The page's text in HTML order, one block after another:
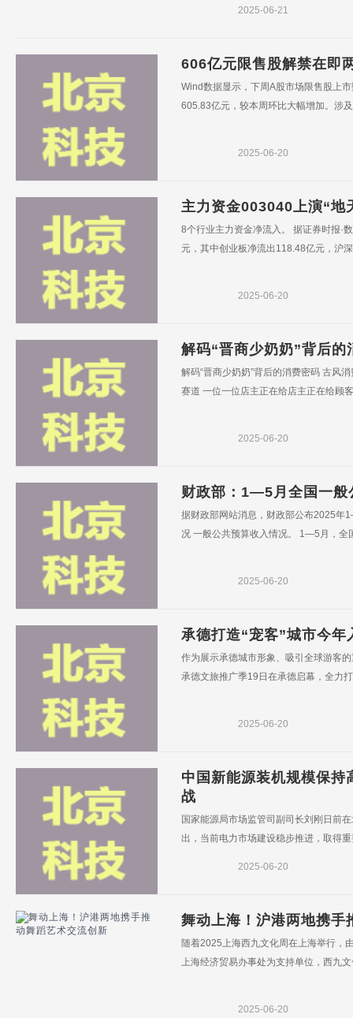
2025-06-21
606亿元限售股解禁在即
Wind数据显示，下周A股市场限售股上
605.83亿元，较本周环比大幅增加。涉
2025-06-20
主力资金003040上演“地
8个行业主力资金净流入。 据证券时报·
元，其中创业板净流出118.48亿元，沪
2025-06-20
解码“晋商少奶奶”背后的
解码“晋商少奶奶”背后的消费密码 古风
赛道 一位一位店主正在给店主正在给顾
2025-06-20
财政部：1—5月全国一般
据财政部网站消息，财政部公布2025年
况 一般公共预算收入情况。 1—5月，全
2025-06-20
承德打造“宠客”城市今
作为展示承德城市形象、吸引全球游客
承德文旅推广季19日在承德启幕，全力
2025-06-20
中国新能源装机规模保持
战
国家能源局市场监管司副司长刘刚日前
出，当前电力市场建设稳步推进，取得
2025-06-20
舞动上海！沪港两地携手
随着2025上海西九文化周在上海举行，
上海经济贸易办事处为支持单位，西九
2025-06-20